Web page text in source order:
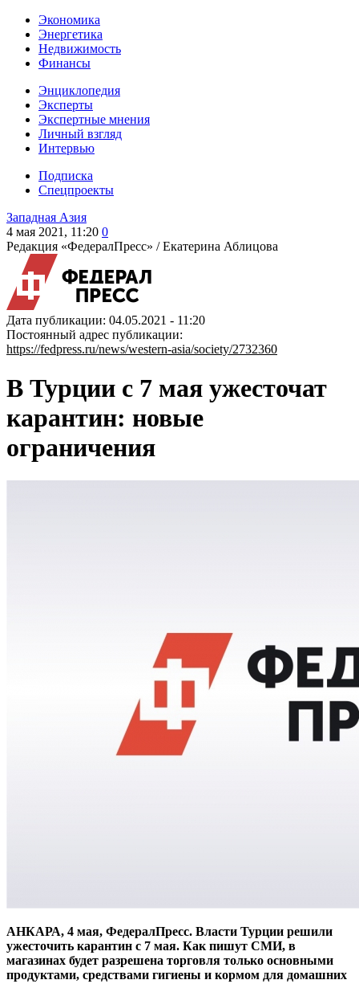
Экономика
Энергетика
Недвижимость
Финансы
Энциклопедия
Эксперты
Экспертные мнения
Личный взгляд
Интервью
Подписка
Спецпроекты
Западная Азия
4 мая 2021, 11:20 0
Редакция «ФедералПресс» /Екатерина Аблицова
Дата публикации: 04.05.2021 - 11:20
Постоянный адрес публикации:
https://fedpress.ru/news/western-asia/society/2732360
В Турции с 7 мая ужесточат
карантин: новые
ограничения
АНКАРА, 4 мая, ФедералПресс. Власти Турции решили
ужесточить карантин с 7 мая. Как пишут СМИ, в
магазинах будет разрешена торговля только основными
продуктами, средствами гигиены и кормом для домашних